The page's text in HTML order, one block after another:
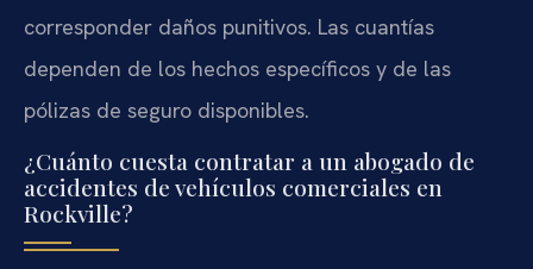
corresponder daños punitivos. Las cuantías
dependen de los hechos específicos y de las
pólizas de seguro disponibles.
¿Cuánto cuesta contratar a un abogado de
accidentes de vehículos comerciales en
Rockville?